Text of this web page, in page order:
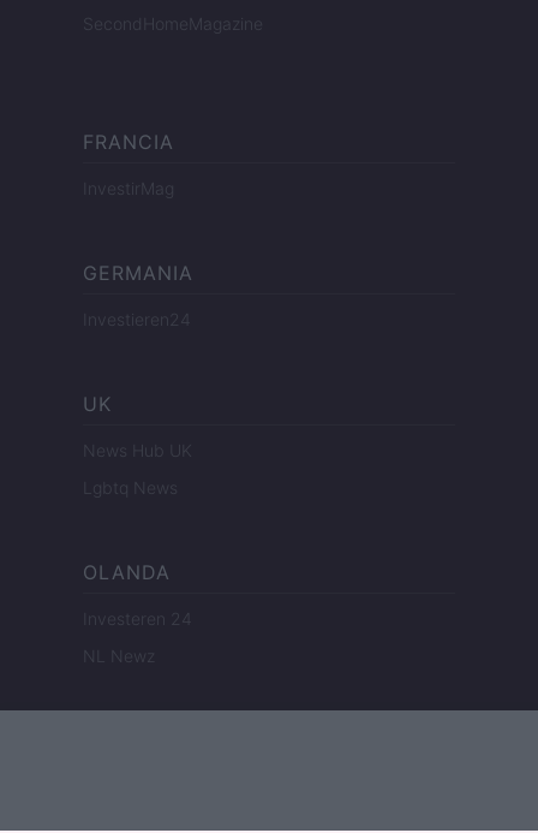
SecondHomeMagazine
FRANCIA
InvestirMag
GERMANIA
Investieren24
UK
News Hub UK
Lgbtq News
OLANDA
Investeren 24
NL Newz